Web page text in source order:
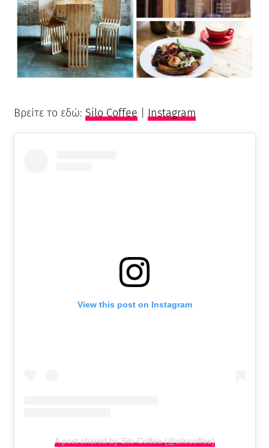
Βρείτε το εδώ: Silo Coffee Instagram
View this post on Instagram
A post shared by Silo Coffee (@silocoffee)